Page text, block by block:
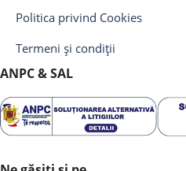
Politica privind Cookies
Termeni și condiții
ANPC & SAL